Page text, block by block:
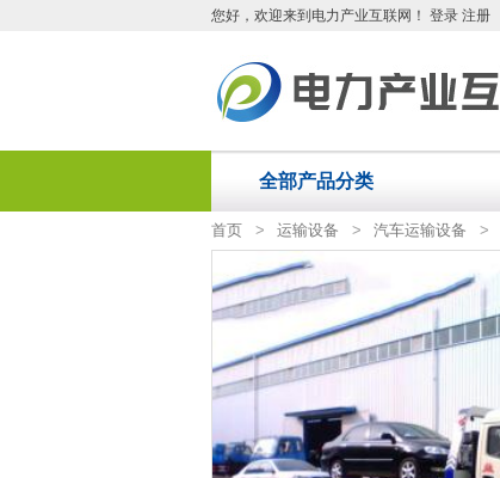
您好 ，欢迎来到电力产业互联网！ 登录 注册
全部产品分类
首页 > 运输设备 > 汽车运输设备 >